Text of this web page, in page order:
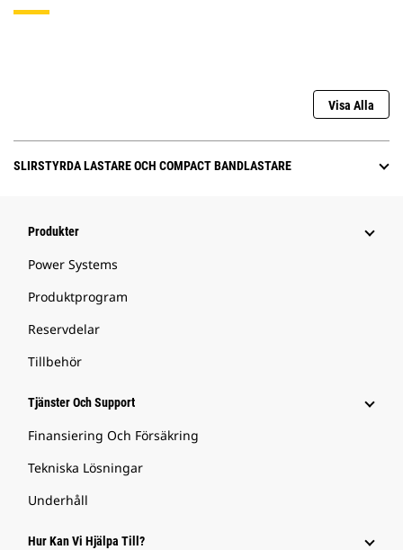
Visa Alla
SLIRSTYRDA LASTARE OCH COMPACT BANDLASTARE
Produkter
Power Systems
Produktprogram
Reservdelar
Tillbehör
Tjänster Och Support
Finansiering Och Försäkring
Tekniska Lösningar
Underhåll
Hur Kan Vi Hjälpa Till?